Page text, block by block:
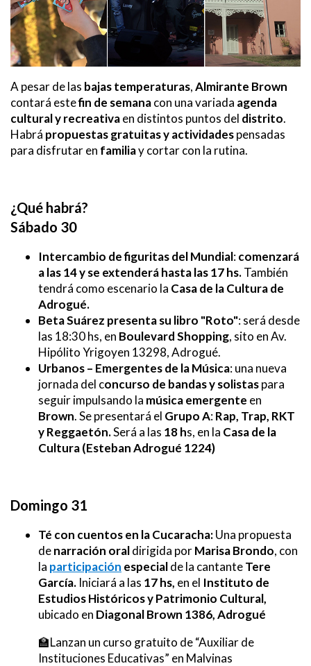
A pesar de las bajas temperaturas,Almirante Brown
contará estefin de semanacon una variada agenda
cultural y recreativaen distintos puntos del distrito.
Habrá propuestas gratuitas y actividadespensadas
para disfrutar en familiay cortar con la rutina.
¿Qué habrá?
Sábado 30
Intercambio de figuritas del Mundial:comenzará
a las 14 y se extenderá hasta las 17 hs.También
tendrá como escenario la Casa de la Cultura de
Adrogué.
Beta Suárez presenta su libro "Roto": será desde
las 18:30 hs, en Boulevard Shopping, sito enAv.
Hipólito Yrigoyen 13298, Adrogué.
Urbanos – Emergentes de la Música: una nueva
jornada del concurso de bandas y solistaspara
seguir impulsando la música emergente en
Brown. Se presentará el Grupo A:Rap, Trap, RKT
y Reggaetón.Será a las 18 hs, en la Casa de la
Cultura(Esteban Adrogué 1224)
Domingo 31
Té con cuentos en la Cucaracha:Una propuesta
denarración oraldirigida porMarisa Brondo, con
la participación especialde la cantanteTere
García. Iniciará a las 17 hs, en el Instituto de
Estudios Históricos y Patrimonio Cultural,
ubicado en Diagonal Brown 1386, Adrogué
🏫Lanzan un curso gratuito de “Auxiliar de
Instituciones Educativas” en Malvinas